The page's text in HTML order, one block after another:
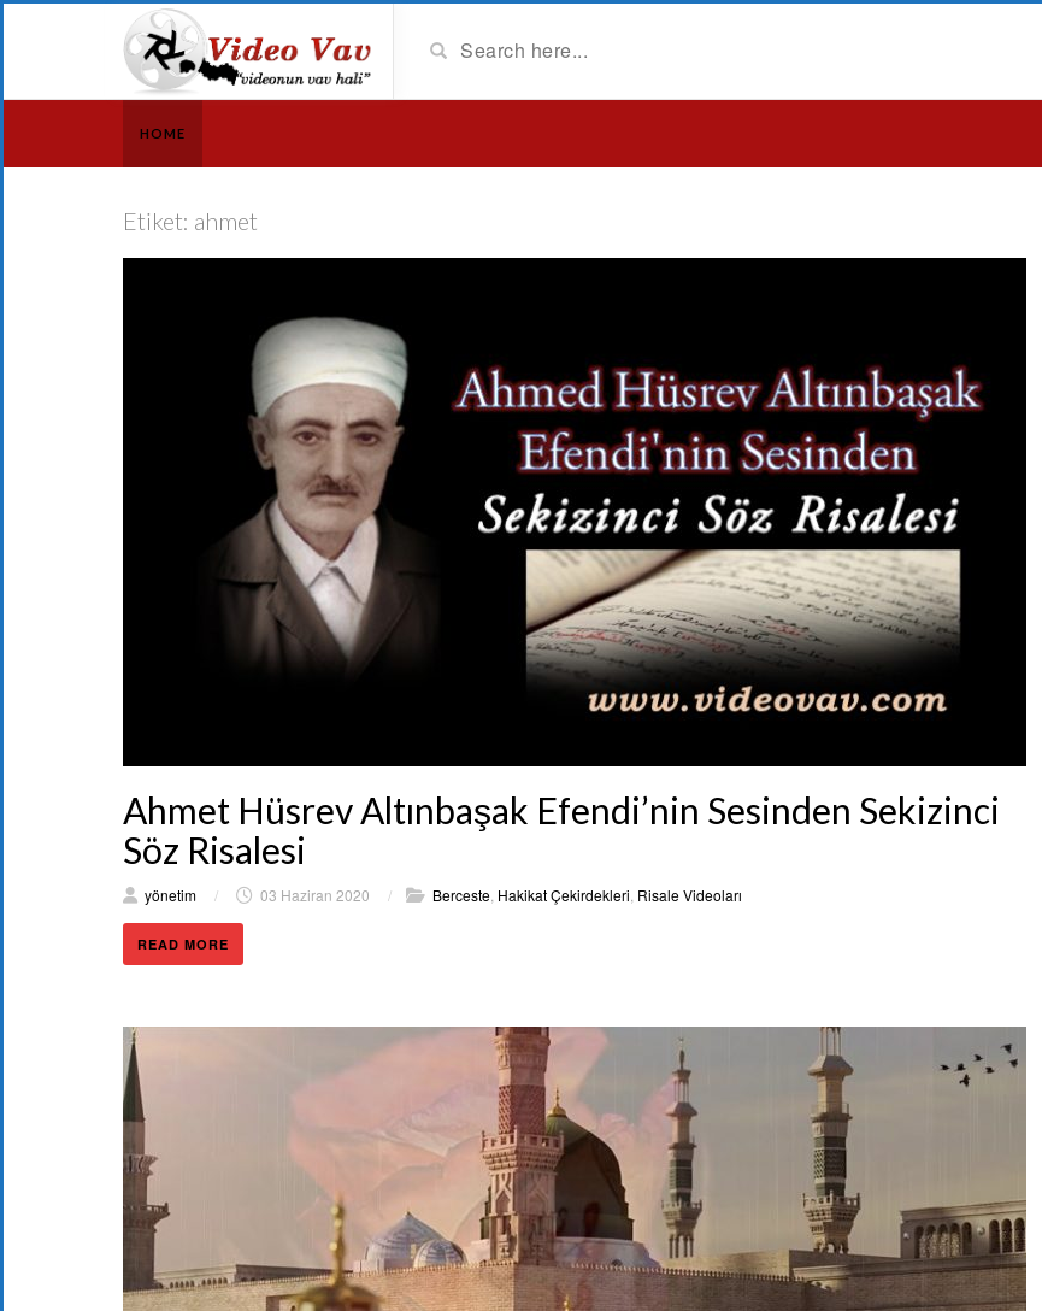
HOME
Etiket: ahmet
Ahmet Hüsrev Altınbaşak Efendi’nin Sesinden Sekizinci
Söz Risalesi
yönetim / 03 Haziran 2020 / Berceste Hakikat Çekirdekleri Risale Videoları
READ MORE